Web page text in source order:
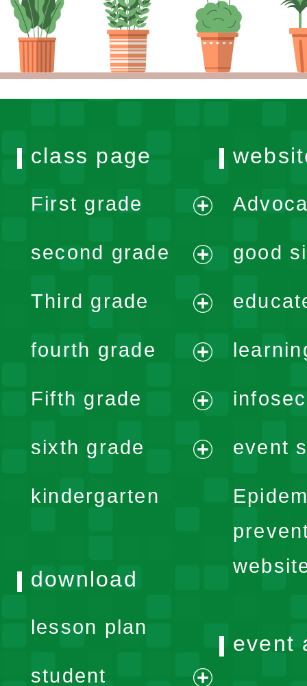
class page
First grade
menu
second grade
menu
Third grade
menu
fourth grade
menu
Fifth grade
menu
sixth grade
kindergarten
good
event
download
lesson plan
student
event